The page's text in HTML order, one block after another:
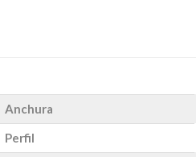
Anchura
Perfil